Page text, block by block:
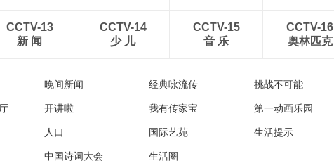
CCTV-13
新 闻
CCTV-14
少 儿
CCTV-15
音 乐
CCTV-16
奥林匹克
晚间新闻 经典咏流传 挑战不可能
开讲啦 我有传家宝 第一动画乐园
人口 国际艺苑 生活提示
中国诗词大会 生活圈